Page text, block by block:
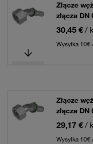
Złącze
złącza DN
30,45 € /
Wysyłka
Złącze
złącza DN
29,17 € /
Wysyłka